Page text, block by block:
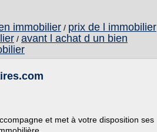
immobilier / prix de l immobilier
/ avant l achat d un bien
et met à votre disposition ses